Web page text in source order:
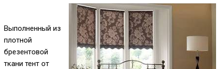
Выполненный из
плотной
брезентовой
ткани тент от